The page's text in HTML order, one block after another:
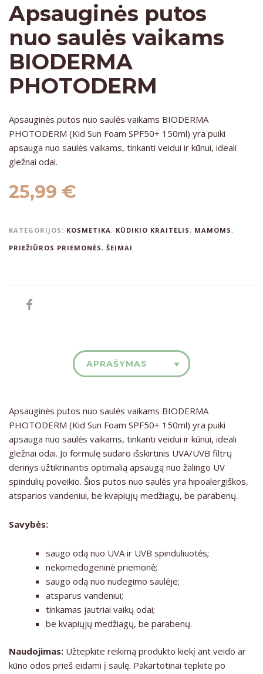
Apsauginės putos
nuo saulės vaikams
BIODERMA
PHOTODERM
Apsauginės putos nuo saulės vaikams BIODERMA
PHOTODERM (Kid Sun Foam SPF50+ 150ml) yra puiki
apsauga nuo saulės vaikams, tinkanti veidui ir kūnui, ideali
gležnai odai.
25,99 €
KATEGORIJOS: KOSMETIKA, KŪDIKIO KRAITELIS, MAMOMS,
PRIEŽIŪROS PRIEMONĖS, ŠEIMAI
APRAŠYMAS
Apsauginės putos nuo saulės vaikams BIODERMA
PHOTODERM (Kid Sun Foam SPF50+ 150ml) yra puiki
apsauga nuo saulės vaikams, tinkanti veidui ir kūnui, ideali
gležnai odai. Jo formulę sudaro išskirtinis UVA/UVB filtrų
derinys užtikrinantis optimalią apsaugą nuo žalingo UV
spindulių poveikio. Šios putos nuo saulės yra hipoalergiškos,
atsparios vandeniui, be kvapiųjų medžiagų, be parabenų.
Savybės:
saugo odą nuo UVA ir UVB spinduliuotės;
nekomedogeninė priemonė;
saugo odą nuo nudegimo saulėje;
atsparus vandeniui;
tinkamas jautriai vaikų odai;
be kvapiųjų medžiagų, be parabenų.
Naudojimas: Užtepkite reikimą produkto kiekį ant veido ar
kūno odos prieš eidami į saulę. Pakartotinai tepkite po